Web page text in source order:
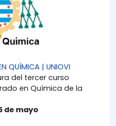
QUÍMICA | UNIOVI
del tercer curso
en Química de la
de mayo